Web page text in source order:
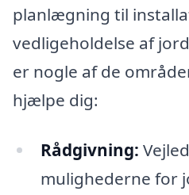
planlægning til
vedligeholdelse af
er nogle af de
hjælpe dig:
Rådgivning:
mulighederne for